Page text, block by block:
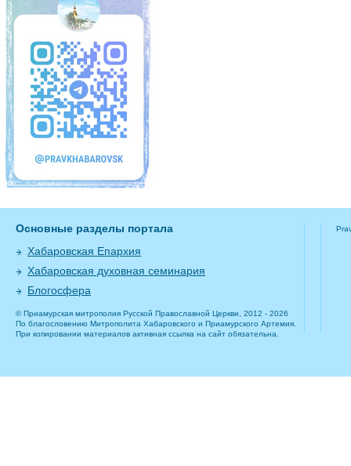
Основные разделы портала
Хабаровская Епархия
Хабаровская духовная семинария
Блогосфера
© Приамурская митрополия Русской Православной Церкви, 2012 - 2026
По благословению Митрополита Хабаровского и Приамурского Артемия.
При копировании материалов активная ссылка на сайт обязательна.